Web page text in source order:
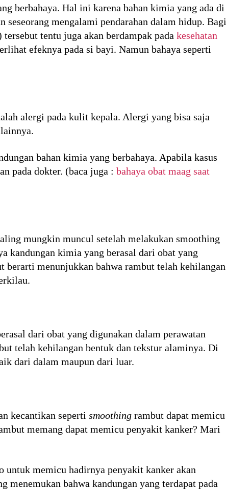
berbahaya. Hal ini karena bahan kimia yang ada di
seseorang mengalami pendarahan dalam hidup. Bagi
tentu juga akan berdampak pada kesehatan
efeknya pada si bayi. Namun bahaya seperti
alergi pada kulit kepala. Alergi yang bisa saja
bahan kimia yang berbahaya. Apabila kasus
pada dokter. (baca juga : bahaya obat maag saat
mungkin muncul setelah melakukan smoothing
kandungan kimia yang berasal dari obat yang
menunjukkan bahwa rambut telah kehilangan
dari obat yang digunakan dalam perawatan
telah kehilangan bentuk dan tekstur alaminya. Di
dari dalam maupun dari luar.
kecantikan seperti smoothing rambut dapat memicu
memang dapat memicu penyakit kanker? Mari
untuk memicu hadirnya penyakit kanker akan
bahwa kandungan yang terdapat pada